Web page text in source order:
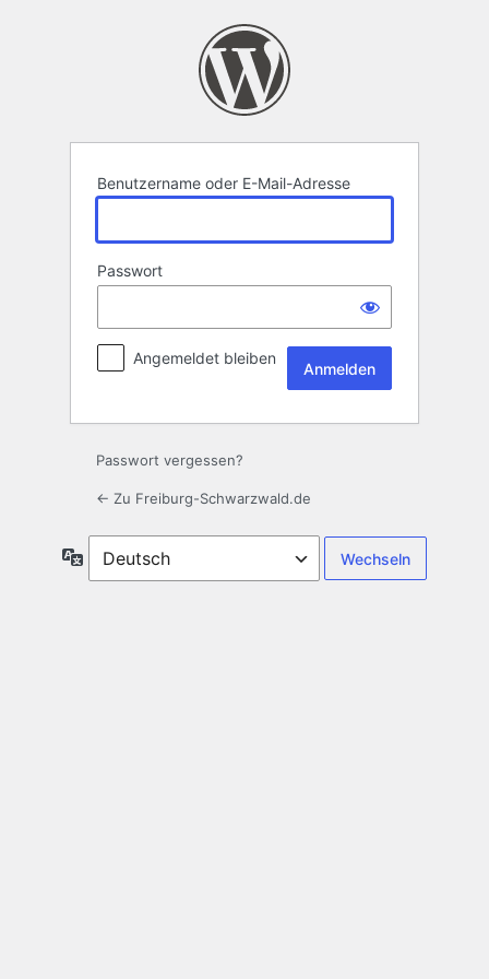
Benutzername oder E-Mail-Adresse
Passwort
Angemeldet bleiben
Passwort vergessen?
← Zu Freiburg-Schwarzwald.de
Sprache